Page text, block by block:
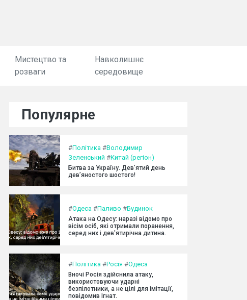
Мистецтво та
розваги
Навколишнє
середовище
Популярне
#Політика #Володимир
Зеленський #Китай (регіон)
Битва за Україну. Дев’ятий день
дев’яностого шостого!
#Одеса #Паливо #Будинок
Атака на Одесу: наразі відомо про
вісім осіб, які отримали поранення,
серед них і дев'ятирічна дитина.
#Політика #Росія #Одеса
Вночі Росія здійснила атаку,
використовуючи ударні
безпілотники, а не цілі для імітації,
повідомив Ігнат.